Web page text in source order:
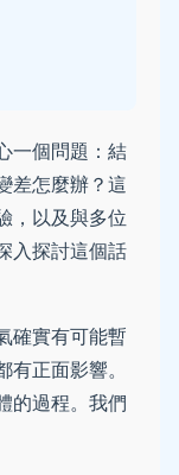
一個問題：結
差怎麼辦？這
，以及與多位
入探討這個話
確實有可能暫
正面影響。
的過程。我們